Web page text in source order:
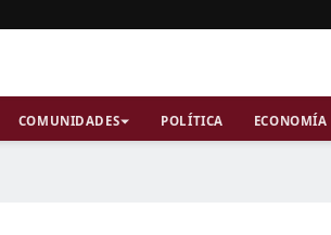
COMUNIDADES POLÍTICA ECONOMÍA